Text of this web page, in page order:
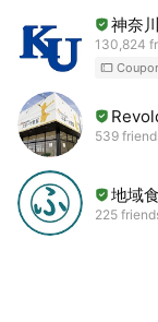
神奈
130,824
539
地域
225